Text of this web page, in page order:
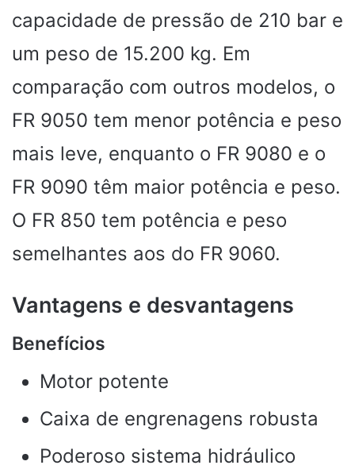
capacidade de pressão de 210 bar e
um peso de 15.200 kg. Em
comparação com outros modelos, o
FR 9050 tem menor potência e peso
mais leve, enquanto o FR 9080 e o
FR 9090 têm maior potência e peso.
O FR 850 tem potência e peso
semelhantes aos do FR 9060.
Vantagens e desvantagens
Benefícios
Motor potente
Caixa de engrenagens robusta
Poderoso sistema hidráulico